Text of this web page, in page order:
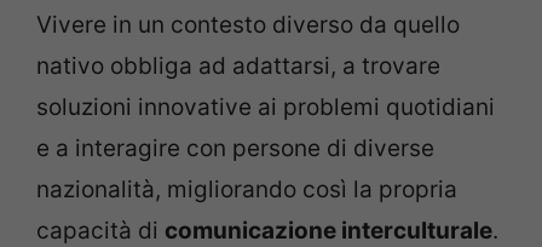
Vivere in un contesto diverso da quello
nativo obbliga ad adattarsi, a trovare
soluzioni innovative ai problemi quotidiani
e a interagire con persone di diverse
nazionalità, migliorando così la propria
capacità di comunicazione interculturale.